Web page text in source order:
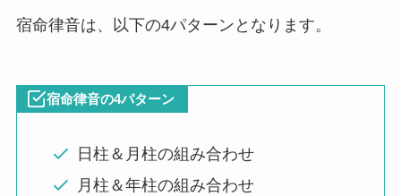
宿命律音は、以下の4パターンとなります。
宿命律音の4パターン
日柱＆月柱の組み合わせ
月柱＆年柱の組み合わせ